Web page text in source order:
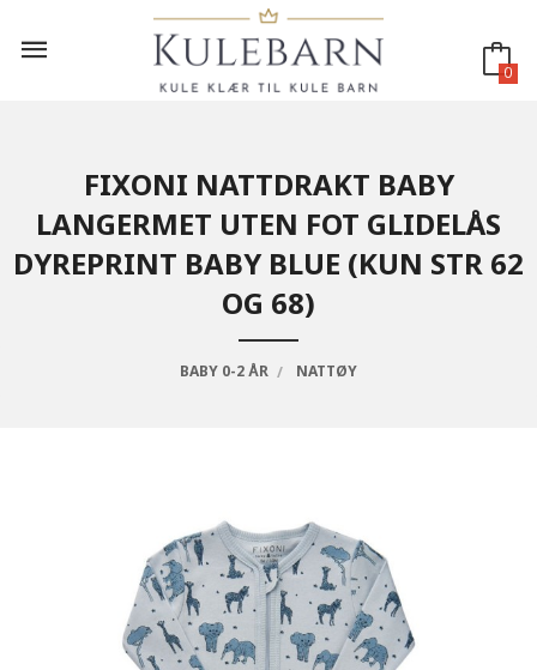
innholdet
0
FIXONI NATTDRAKT BABY
LANGERMET UTEN FOT GLIDELÅS
DYREPRINT BABY BLUE (KUN STR 62
OG 68)
BABY 0-2 ÅR NATTØY